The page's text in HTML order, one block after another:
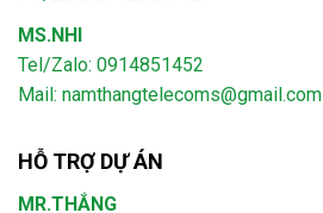
MS.NHI
Tel/Zalo: 0914851452
Mail: namthangtelecoms@gmail.com
HỖ TRỢ DỰ ÁN
MR.THẮNG